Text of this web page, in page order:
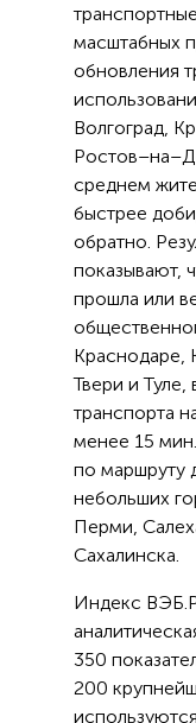
масштабных
обновления
Волгоград,
среднем
быстрее
обратно.
показывают,
прошла или
Краснодаре,
Твери и
транспорта
менее 15
по маршруту
небольших
Перми,
Сахалинска.
Индекс
350
200